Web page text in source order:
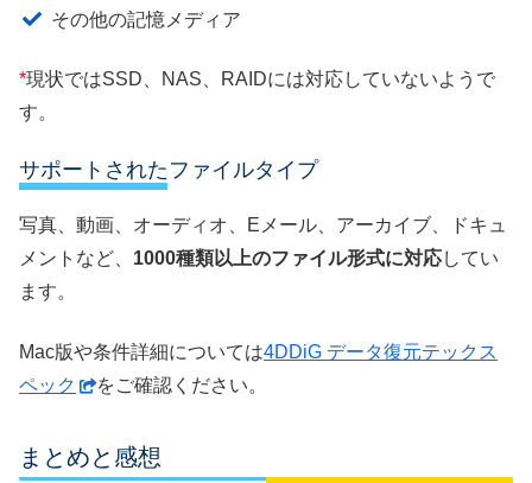
その他の記憶メディア
*現状ではSSD、NAS、RAIDには対応していないようで
す。
サポートされたファイルタイプ
写真、動画、オーディオ、Eメール、アーカイブ、ドキュ
メントなど、 1000種類以上のファイル形式に対応してい
ます。
Mac版や条件詳細については4DDiG データ復元テックス
ペック
をご確認ください。
まとめと感想